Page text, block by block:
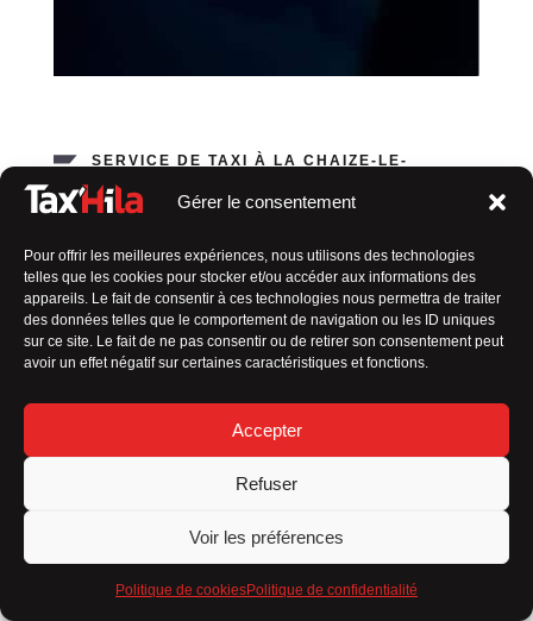
Gérer le consentement
Pour offrir les meilleures expériences, nous utilisons des technologies
telles que les cookies pour stocker et/ou accéder aux informations des
appareils. Le fait de consentir à ces technologies nous permettra de traiter
des données telles que le comportement de navigation ou les ID uniques
sur ce site. Le fait de ne pas consentir ou de retirer son consentement peut
avoir un effet négatif sur certaines caractéristiques et fonctions.
Accepter
Refuser
Voir les préférences
Politique de cookiesPolitique de confidentialité
SERVICE DE TAXI À LA CHAIZE-LE-
VICOMTE
En tant quetaxi en Vendée indépendant, ma valeur
ajoutée réside dansplusieurs aspects qui me
distinguent des autres :
Relation de confiance
Engagement envers la qualité